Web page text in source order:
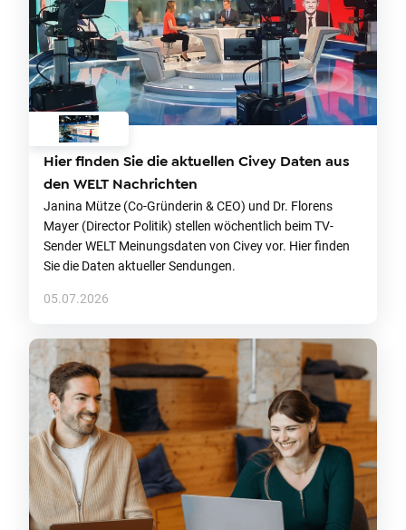
Hier finden Sie die aktuellen Civey Daten aus
den WELT Nachrichten
Janina Mütze (Co-Gründerin & CEO) und Dr. Florens
Mayer (Director Politik) stellen wöchentlich beim TV-
Sender WELT Meinungsdaten von Civey vor. Hier finden
Sie die Daten aktueller Sendungen.
05.07.2026